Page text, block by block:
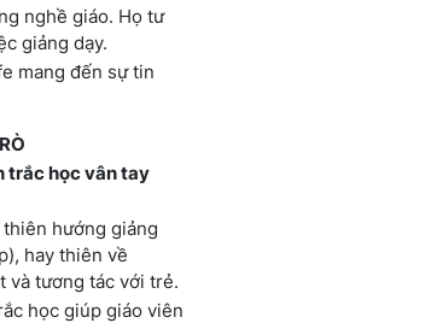
nghề giáo. Họ tư
giảng dạy.
mang đến sự tin
trắc học vân tay
hướng giảng
hay thiên về
và tương tác với trẻ.
học giúp giáo viên